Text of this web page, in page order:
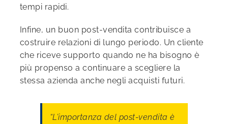
tempi rapidi.
Infine, un buon post-vendita contribuisce a
costruire relazioni di lungo periodo. Un cliente
che riceve supporto quando ne ha bisogno è
più propenso a continuare a scegliere la
stessa azienda anche negli acquisti futuri.
“L’importanza del post-vendita è